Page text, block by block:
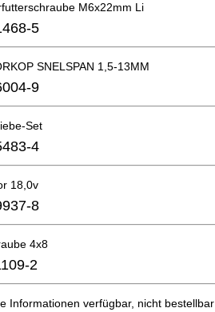
M6x22mm Li
5
SNELSPAN 1,5-13MM
9
Set
4
18,0v
8
4x8
2
Informationen verfügbar, nicht bestellbar